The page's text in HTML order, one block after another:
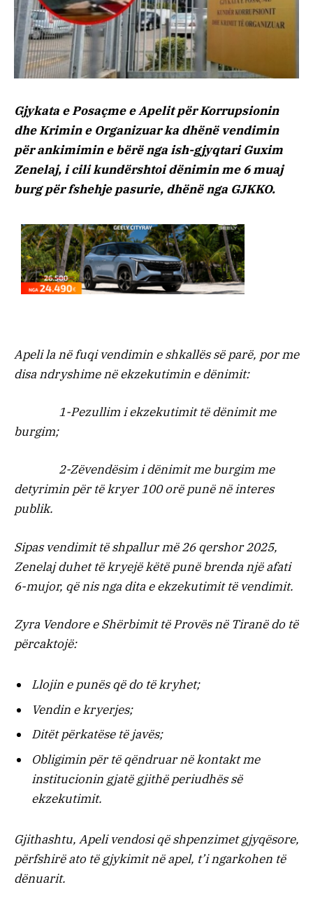
Gjykata e Posaçme e Apelit për Korrupsionin
dhe Krimin e Organizuar ka dhënë vendimin
për ankimimin e bërë nga ish-gjyqtari Guxim
Zenelaj, i cili kundërshtoi dënimin me 6 muaj
burg për fshehje pasurie, dhënë nga GJKKO.
Apeli la në fuqi vendimin e shkallës së parë, por me
disa ndryshime në ekzekutimin e dënimit:
1-Pezullim i ekzekutimit të dënimit me
burgim;
2-Zëvendësim i dënimit me burgim me
detyrimin për të kryer 100 orë punë në interes
publik.
Sipas vendimit të shpallur më 26 qershor 2025,
Zenelaj duhet të kryejë këtë punë brenda një afati
6-mujor, që nis nga dita e ekzekutimit të vendimit.
Zyra Vendore e Shërbimit të Provës në Tiranë do të
përcaktojë:
Llojin e punës që do të kryhet;
Vendin e kryerjes;
Ditët përkatëse të javës;
Obligimin për të qëndruar në kontakt me
institucionin gjatë gjithë periudhës së
ekzekutimit.
Gjithashtu, Apeli vendosi që shpenzimet gjyqësore,
përfshirë ato të gjykimit në apel, t’i ngarkohen të
dënuarit.